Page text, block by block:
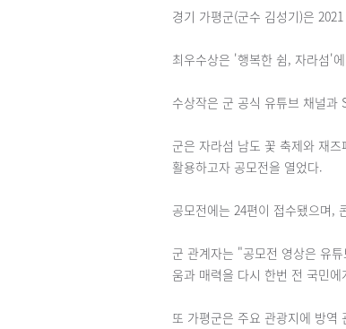
경기 가평군(군수 김성기)은
최우수상은 '행복한 쉼, 자라섬'
수상작은 군 공식 유튜브 채널과
군은 자라섬 남도 꽃 축제와 재
활용하고자 공모전을 열었다.
공모전에는 24편이 접수됐으며,
군 관계자는 "공모전 영상은 유
움과 매력을 다시 한번 전 국민
또 가평군은 주요 관광지에 방역